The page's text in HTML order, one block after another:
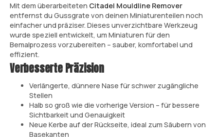
Mit dem überarbeiteten Citadel Mouldline Remover
entfernst du Gussgrate von deinen Miniaturenteilen noch
einfacher und präziser. Dieses unverzichtbare Werkzeug
wurde speziell entwickelt, um Miniaturen für den
Bemalprozess vorzubereiten – sauber, komfortabel und
effizient.
Verbesserte Präzision
Verlängerte, dünnere Nase für schwer zugängliche
Stellen
Halb so groß wie die vorherige Version – für bessere
Sichtbarkeit und Genauigkeit
Neue Kerbe auf der Rückseite, ideal zum Säubern von
Basekanten